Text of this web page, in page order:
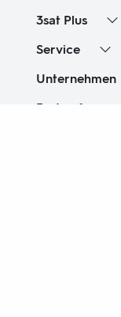
3sat Plus
Service
Unternehmen
3sat
auf